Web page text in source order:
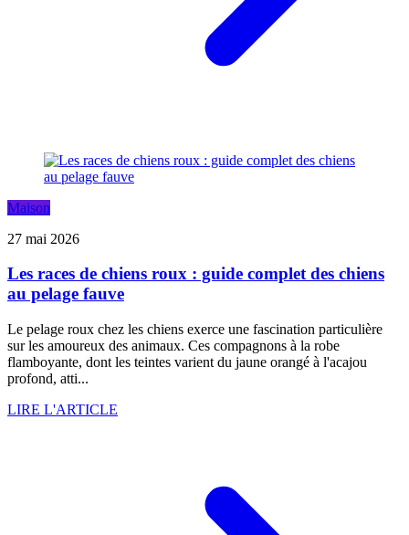
Maison
27 mai 2026
Les races de chiens roux : guide complet des chiens
au pelage fauve
Le pelage roux chez les chiens exerce une fascination particulière
sur les amoureux des animaux. Ces compagnons à la robe
flamboyante, dont les teintes varient du jaune orangé à l'acajou
profond, atti...
LIRE L'ARTICLE